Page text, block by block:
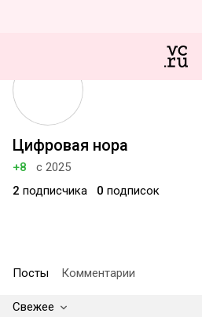
Цифровая нора
+8
с 2025
2 подписчика 0 подписок
Посты Комментарии
Свежее